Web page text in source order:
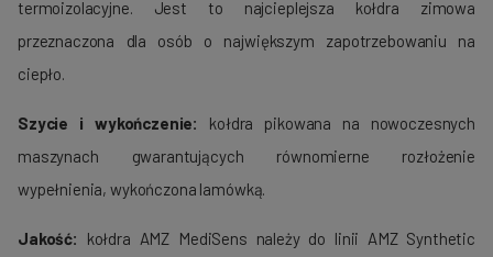
termoizolacyjne. Jest to najcieplejsza kołdra zimowa
przeznaczona dla osób o największym zapotrzebowaniu na
ciepło.
Szycie i wykończenie: kołdra pikowana na nowoczesnych
maszynach gwarantujących równomierne rozłożenie
wypełnienia, wykończona lamówką.
Jakość:
kołdra AMZ MediSens należy do linii AMZ Synthetic